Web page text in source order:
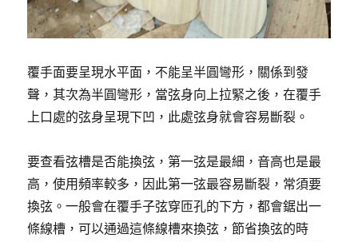
覆手面要呈現水平面，不能呈半圓彎形，關係到發
聲，其次為半圓彎形，當弦身向上拉緊之後，在覆手
上口處的弦身呈現下凹，此處弦身就會容易斷裂。
要查看弦槽是否能換弦，第一弦是最細，音高也是最
高，使用頻率較多，因此第一弦最容易斷裂，常須要
換弦。一般會在覆手子弦穿匝孔的下方，都會鋸出一
條線槽，可以通過這條線槽來換弦，節省換弦的時